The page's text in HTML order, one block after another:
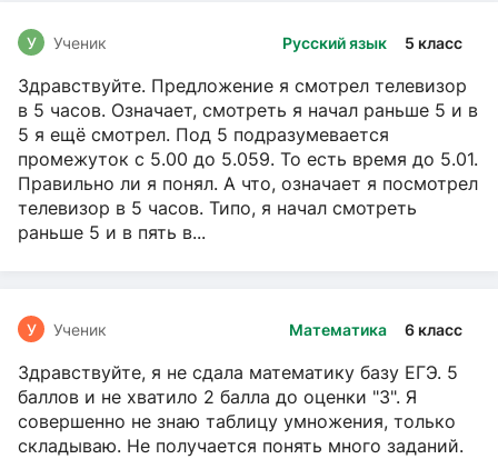
Русский язык 5 класс
У Ученик
Здравствуйте. Предложение я смотрел телевизор
в 5 часов. Означает, смотреть я начал раньше 5 и в
5 я ещё смотрел. Под 5 подразумевается
промежуток с 5.00 до 5.059. То есть время до 5.01.
Правильно ли я понял. А что, означает я посмотрел
телевизор в 5 часов. Типо, я начал смотреть
раньше 5 и в пять в...
Математика 6 класс
У Ученик
Здравствуйте, я не сдала математику базу ЕГЭ. 5
баллов и не хватило 2 балла до оценки "3". Я
совершенно не знаю таблицу умножения, только
складываю. Не получается понять много заданий.